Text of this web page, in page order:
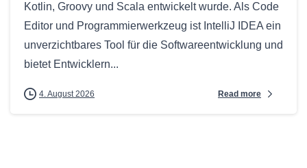
Kotlin, Groovy und Scala entwickelt wurde. Als Code
Editor und Programmierwerkzeug ist IntelliJ IDEA ein
unverzichtbares Tool für die Softwareentwicklung und
bietet Entwicklern...
4. August 2026 Read more